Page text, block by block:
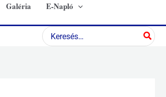
Galéria E-Napló
Search
for: